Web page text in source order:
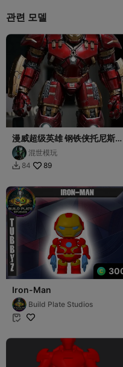
관련 모델
漫威超级英雄 钢铁侠托尼斯塔
克 钢铁战甲 反浩克装甲
混世模玩
 84 89
Iron-Man
Build Plate Studios
